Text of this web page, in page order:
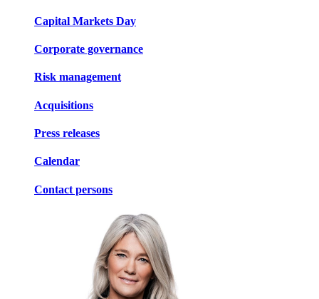
Capital Markets Day
Corporate governance
Risk management
Acquisitions
Press releases
Calendar
Contact persons